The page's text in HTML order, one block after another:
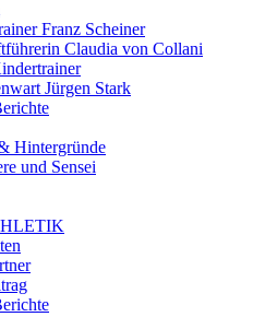
Franz Scheiner
Claudia von Collani
Jürgen Stark
Hintergründe
und Sensei